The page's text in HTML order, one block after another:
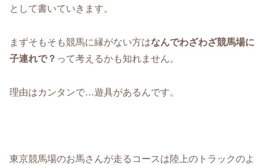
として書いていきます。
まずそもそも競馬に縁がない方はなんでわざわざ競馬場に
子連れで？ って考えるかも知れません。
理由はカンタンで…遊具があるんです。
東京競馬場のお馬さんが走るコースは陸上のトラックのよ